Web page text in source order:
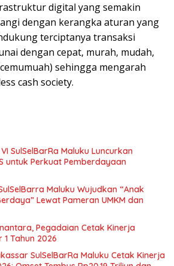
digital yang semakin
dengan kerangka aturan yang
terciptanya transaksi
dengan cepat, murah, mudah,
sehingga mengarah
cash society.
SulSelBarRa Maluku Luncurkan
untuk Perkuat Pemberdayaan
Maluku Wujudkan “Anak
Lewat Pameran UMKM dan
Pegadaian Cetak Kinerja
1 Tahun 2026
SulSelBarRa Maluku Cetak Kinerja